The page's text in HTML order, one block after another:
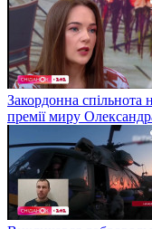
Закордонна спільнота
премії миру